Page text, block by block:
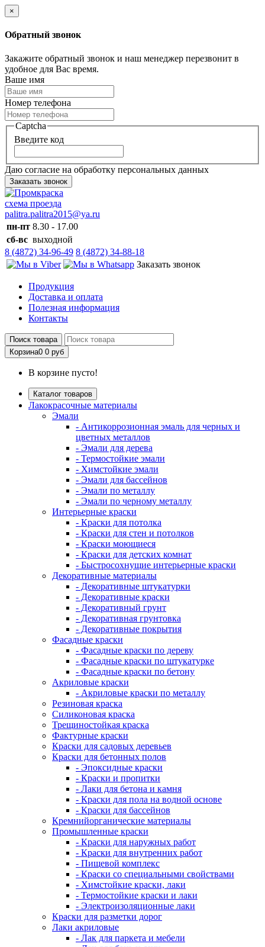
×
Обратный звонок
Закажите обратный звонок и наш менеджер перезвонит в
удобное для Вас время.
Ваше имя
Номер телефона
Captcha
Введите код
Даю согласие на обработку персональных данных
Заказать звонок
схема проезда
palitra.palitra2015@ya.ru
пн-пт 8.30 - 17.00
сб-вс выходной
8 (4872) 34-96-49 8 (4872) 34-88-18
Заказать звонок
Продукция
Доставка и оплата
Полезная информация
Контакты
Поиск товара
Корзина0 0 руб
В корзине пусто!
Каталог товаров
Лакокрасочные материалы
Эмали
- Антикоррозионная эмаль для черных и
цветных металлов
- Эмали для дерева
- Термостойкие эмали
- Химстойкие эмали
- Эмали для бассейнов
- Эмали по металлу
- Эмали по черному металлу
Интерьерные краски
- Краски для потолка
- Краски для стен и потолков
- Краски моющиеся
- Краски для детских комнат
- Быстросохнущие интерьерные краски
Декоративные материалы
- Декоративные штукатурки
- Декоративные краски
- Декоративный грунт
- Декоративная грунтовка
- Декоративные покрытия
Фасадные краски
- Фасадные краски по дереву
- Фасадные краски по штукатурке
- Фасадные краски по бетону
Акриловые краски
- Акриловые краски по металлу
Резиновая краска
Силиконовая краска
Трещиностойкая краска
Фактурные краски
Краски для садовых деревьев
Краски для бетонных полов
- Эпоксидные краски
- Краски и пропитки
- Лаки для бетона и камня
- Краски для пола на водной основе
- Краски для бассейнов
Кремнийорганические материалы
Промышленные краски
- Краски для наружных работ
- Краски для внутренних работ
- Пищевой комплекс
- Краски со специальными свойствами
- Химстойкие краски, лаки
- Термостойкие краски и лаки
- Электроизоляционные лаки
Краски для разметки дорог
Лаки акриловые
- Лак для паркета и мебели